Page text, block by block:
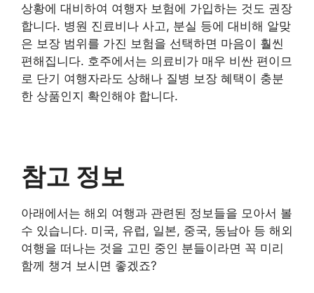
상황에 대비하여 여행자 보험에 가입하는 것도 권장
합니다. 병원 진료비나 사고, 분실 등에 대비해 알맞
은 보장 범위를 가진 보험을 선택하면 마음이 훨씬
편해집니다. 호주에서는 의료비가 매우 비싼 편이므
로 단기 여행자라도 상해나 질병 보장 혜택이 충분
한 상품인지 확인해야 합니다.
참고 정보
아래에서는 해외 여행과 관련된 정보들을 모아서 볼
수 있습니다. 미국, 유럽, 일본, 중국, 동남아 등 해외
여행을 떠나는 것을 고민 중인 분들이라면 꼭 미리
함께 챙겨 보시면 좋겠죠?